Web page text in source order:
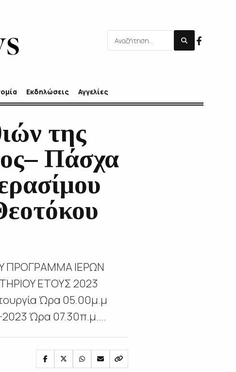
Εκδηλώσεις Αγγελίες
της
Πάσχα
ΠΡΟΓΡΑΜΜΑ ΙΕΡΩΝ
ΕΤΟΥΣ 2023
Ώρα 05.00μ.μ
Ώρα 07.30π.μ....